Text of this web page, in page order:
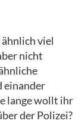
viel
nicht
einander
lange wollt ihr
der Polizei?